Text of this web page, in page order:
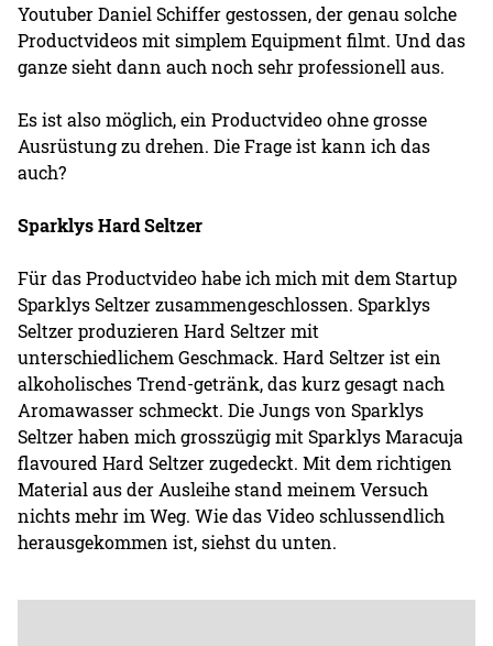
Youtuber Daniel Schiffer gestossen, der genau solche
Productvideos mit simplem Equipment filmt. Und das
ganze sieht dann auch noch sehr professionell aus.
Es ist also möglich, ein Productvideo ohne grosse
Ausrüstung zu drehen. Die Frage ist kann ich das
auch?
Sparklys Hard Seltzer
Für das Productvideo habe ich mich mit dem Startup
Sparklys Seltzer zusammengeschlossen. Sparklys
Seltzer produzieren Hard Seltzer mit
unterschiedlichem Geschmack. Hard Seltzer ist ein
alkoholisches Trend-getränk, das kurz gesagt nach
Aromawasser schmeckt. Die Jungs von Sparklys
Seltzer haben mich grosszügig mit Sparklys Maracuja
flavoured Hard Seltzer zugedeckt. Mit dem richtigen
Material aus der Ausleihe stand meinem Versuch
nichts mehr im Weg. Wie das Video schlussendlich
herausgekommen ist, siehst du unten.